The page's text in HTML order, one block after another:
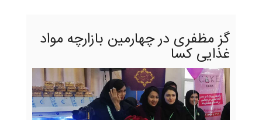
گز مظفری در چهارمین بازارچه مواد
غذایی کسا